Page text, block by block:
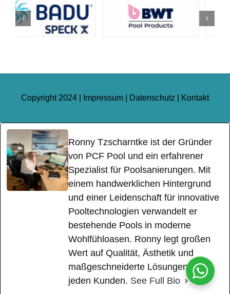
Copyright 2024 | Impressum Datenschutz Kontakt
Ronny Tzscharntke ist der Gründer
von PCF Pool und ein erfahrener
Spezialist für Poolsanierungen. Mit
einem handwerklichen Hintergrund
und einer Leidenschaft für innovative
Pooltechnologien verwandelt er
bestehende Pools in moderne
Wohlfühloasen. Ronny legt großen
Wert auf Qualität, Ästhetik und
maßgeschneiderte Lösungen für
jeden Kunden. See Full Bio